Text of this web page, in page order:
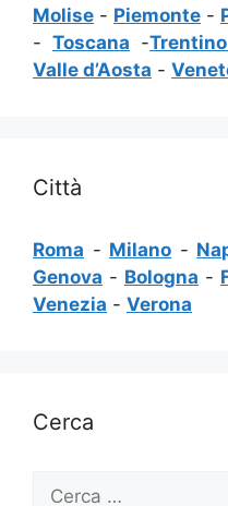
Molise - Piemonte -
- Toscana -
Valle d’Aosta -
Città
Roma - Milano -
Genova - Bologna -
Venezia - Verona
Cerca